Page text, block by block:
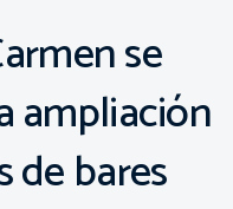
se
ampliación
de bares